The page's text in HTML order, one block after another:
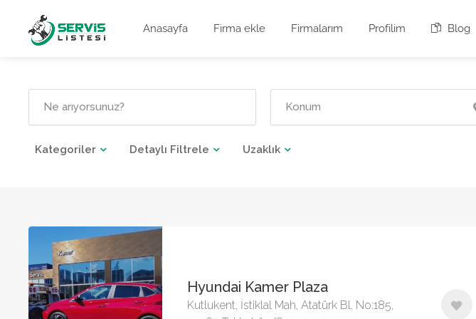
Anasayfa Firma ekle Firmalarım Profilim Blog
Kategoriler Detaylı Filtrele Uzaklık
Hyundai Kamer Plaza
Kutlukent, İstiklal Mah, Atatürk Bl. No:185,